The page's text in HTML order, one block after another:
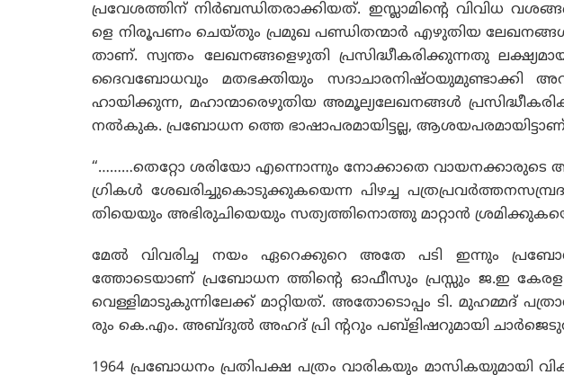
പ്രവേശത്തിന് നിര്‍ബന്ധിതരാക്കിയത്. ഇസ്ലാമിന്റെ വിവിധ
ളെ നിരൂപണം ചെയ്തും പ്രമുഖ പണ്ഡിതന്മാര്‍ എഴുതിയ ലേഖനങ്ങള്‍
താണ്. സ്വന്തം ലേഖനങ്ങളെഴുതി പ്രസിദ്ധീകരിക്കുന്നതു
ദൈവബോധവും മതഭക്തിയും സദാചാരനിഷ്ഠയുമുണ്ടാക്കി
ഹായിക്കുന്ന, മഹാന്മാരെഴുതിയ അമൂല്യലേഖനങ്ങള്‍
നല്‍കുക. പ്രബോധന ത്തെ ഭാഷാപരമായിട്ടല്ല, ആശയപരമായിട്ടാണ്
“………തെറ്റോ ശരിയോ എന്നൊന്നും നോക്കാതെ വായനക്കാരുടെ
ഗ്രികള്‍ ശേഖരിച്ചുകൊടുക്കുകയെന്ന പിഴച്ച
തിയെയും അഭിരുചിയെയും സത്യത്തിനൊത്തു മാറ്റാന്‍
മേല്‍ വിവരിച്ച നയം ഏറെക്കുറെ അതേ പടി ഇന്നും
ത്തോടെയാണ് പ്രബോധന ത്തിന്റെ ഓഫീസും പ്രസ്സും ജ.ഇ
വെള്ളിമാടുകുന്നിലേക്ക് മാറ്റിയത്. അതോടൊപ്പം ടി. മുഹമ്മദ്
രും കെ.എം. അബ്ദുല്‍ അഹദ് പ്രി ന്ററും പബ്ളിഷറുമായി
1964 പ്രബോധനം പ്രതിപക്ഷ പത്രം വാരികയും മാസികയുമായി